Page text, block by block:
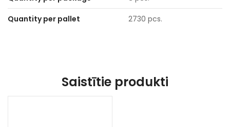
Quantity per pallet 2730 pcs.
Saistītie produkti